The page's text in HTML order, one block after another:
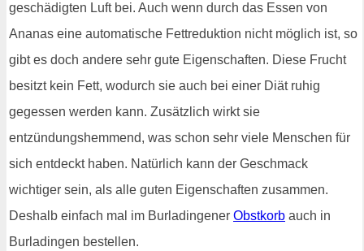
geschädigten Luft bei. Auch wenn durch das Essen von
Ananas eine automatische Fettreduktion nicht möglich ist, so
gibt es doch andere sehr gute Eigenschaften. Diese Frucht
besitzt kein Fett, wodurch sie auch bei einer Diät ruhig
gegessen werden kann. Zusätzlich wirkt sie
entzündungshemmend, was schon sehr viele Menschen für
sich entdeckt haben. Natürlich kann der Geschmack
wichtiger sein, als alle guten Eigenschaften zusammen.
Deshalb einfach mal im Burladingener Obstkorb auch in
Burladingen bestellen.